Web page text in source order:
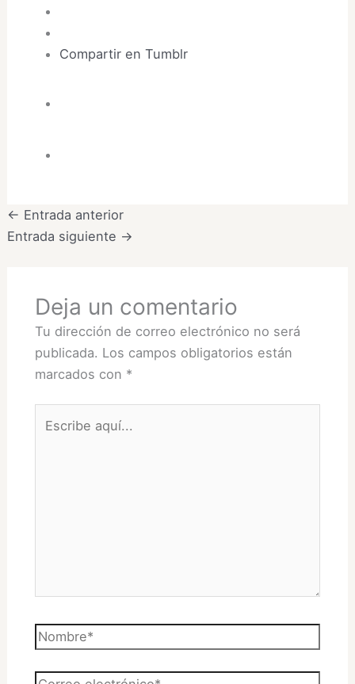
Compartir en Tumblr
← Entrada anterior
Entrada siguiente →
Deja un comentario
Tu dirección de correo electrónico no será
publicada. Los campos obligatorios están
marcados con *
aquí...
Nombre*
Correo